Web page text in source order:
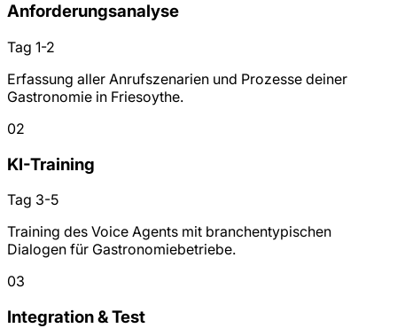
Anforderungsanalyse
Tag 1-2
Erfassung aller Anrufszenarien und Prozesse deiner
Gastronomie in Friesoythe.
02
KI-Training
Tag 3-5
Training des Voice Agents mit branchentypischen
Dialogen für Gastronomiebetriebe.
03
Integration & Test